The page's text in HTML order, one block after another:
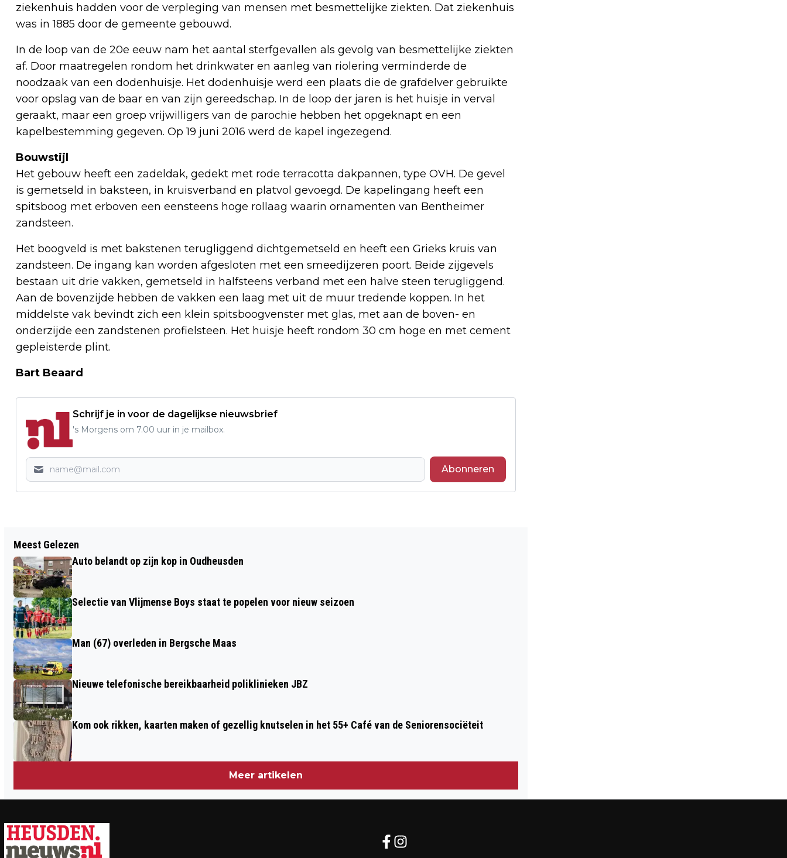
ziekenhuis hadden voor de verpleging van mensen met besmettelijke ziekten. Dat ziekenhuis
was in 1885 door de gemeente gebouwd.
In de loop van de 20e eeuw nam het aantal sterfgevallen als gevolg van besmettelijke ziekten
af. Door maatregelen rondom het drinkwater en aanleg van riolering verminderde de
noodzaak van een dodenhuisje. Het dodenhuisje werd een plaats die de grafdelver gebruikte
voor opslag van de baar en van zijn gereedschap. In de loop der jaren is het huisje in verval
geraakt, maar een groep vrijwilligers van de parochie hebben het opgeknapt en een
kapelbestemming gegeven. Op 19 juni 2016 werd de kapel ingezegend.
Bouwstijl
Het gebouw heeft een zadeldak, gedekt met rode terracotta dakpannen, type OVH. De gevel
is gemetseld in baksteen, in kruisverband en platvol gevoegd. De kapelingang heeft een
spitsboog met erboven een eensteens hoge rollaag waarin ornamenten van Bentheimer
zandsteen.
Het boogveld is met bakstenen terugliggend dichtgemetseld en heeft een Grieks kruis van
zandsteen. De ingang kan worden afgesloten met een smeedijzeren poort. Beide zijgevels
bestaan uit drie vakken, gemetseld in halfsteens verband met een halve steen terugliggend.
Aan de bovenzijde hebben de vakken een laag met uit de muur tredende koppen. In het
middelste vak bevindt zich een klein spitsboogvenster met glas, met aan de boven- en
onderzijde een zandstenen profielsteen. Het huisje heeft rondom 30 cm hoge en met cement
gepleisterde plint.
Bart Beaard
Schrijf je in voor de dagelijkse nieuwsbrief
's Morgens om 7.00 uur in je mailbox.
Abonneren
FOTOSPEURTOCHT OP DE BOERDERIJ EN
FIETSVAARDIGHEDEN BIJ JEUGD
VAKANTIE VREUGD DRUNEN
Meest Gelezen
Auto belandt op zijn kop in Oudheusden
Selectie van Vlijmense Boys staat te popelen voor nieuw seizoen
Man (67) overleden in Bergsche Maas
Nieuwe telefonische bereikbaarheid poliklinieken JBZ
Kom ook rikken, kaarten maken of gezellig knutselen in het 55+ Café van de Seniorensociëteit
Meer artikelen